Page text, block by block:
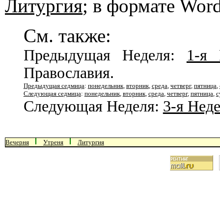
Литургия; в формате
См. также:
Предыдущая Неделя: 1-я
Православия.
Предыдущая седмица: понедельник, вторник, среда, четверг, пятница,
Следующая седмица: понедельник, вторник, среда, четверг, пятница,
Следующая Неделя: 3-я
Вечерня Утреня Литургия